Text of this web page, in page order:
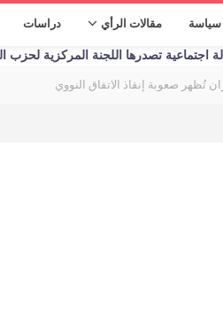
سياسة مقالات الرأي دراسات
تصدرها اللجنة المركزية لحزب اليسار
تُظهر صعوبة إنقاذ الاتفاق النووي